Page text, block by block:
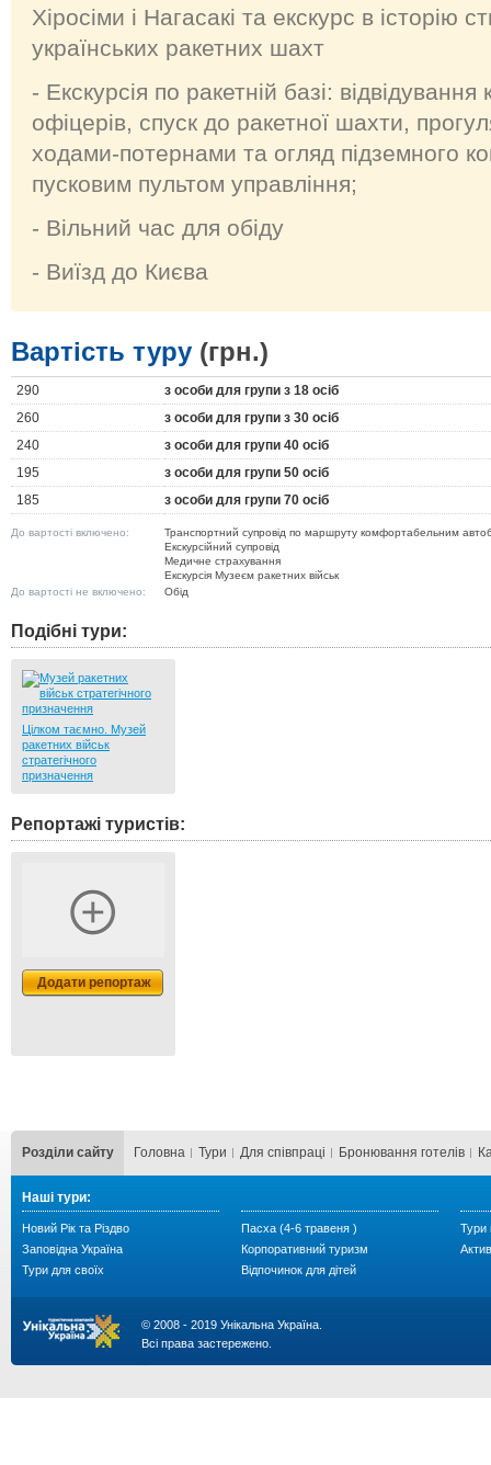
Хіросіми і Нагасакі та екскурс в історію
українських ракетних шахт
- Екскурсія по ракетній базі:
офіцерів, спуск до ракетної шахти,
ходами-потернами та огляд підземного
пусковим пультом управління;
- Вільний час для обіду
- Виїзд до Києва
Вартість туру (грн.)
290
з особи для групи з 18 осіб
260
з особи для групи з 30 осіб
240
з особи для групи 40 осіб
195
з особи для групи 50 осіб
185
з особи для групи 70 осіб
До вартості включено:
Транспортний супровід по маршруту комфортабельним
Екскурсійний супровід
Медичне страхування
Екскурсія Музеєм ракетних військ
До вартості не включено:
Обід
Подібні тури:
Цілком таємно. Музей
ракетних військ
стратегічного
призначення
Репортажі туристів:
Додати репортаж
Розділи сайту Головна Тури Для cпівпраці Бронювання готелів
Наші тури:
Новий Рік та Різдво
Заповідна Україна
Тури для своїх
Пасха (4-6 травеня )
Корпоративний туризм
Відпочинок для дітей
Тури
© 2008 - 2019 Унікальна Україна.
Всі права застережено.